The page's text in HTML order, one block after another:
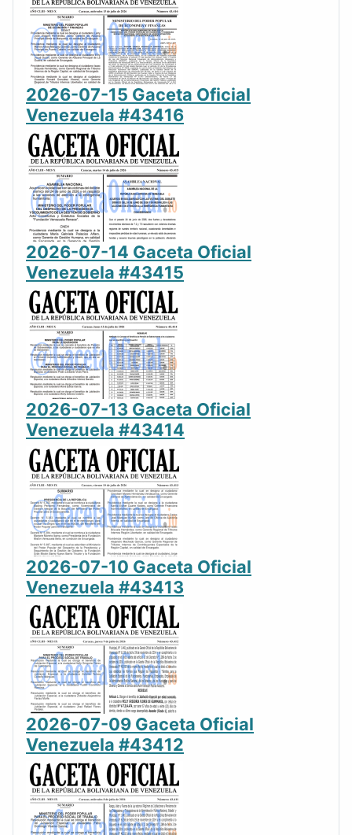
2026-07-15 Gaceta Oficial
Venezuela #43416
2026-07-14 Gaceta Oficial
Venezuela #43415
2026-07-13 Gaceta Oficial
Venezuela #43414
2026-07-10 Gaceta Oficial
Venezuela #43413
2026-07-09 Gaceta Oficial
Venezuela #43412